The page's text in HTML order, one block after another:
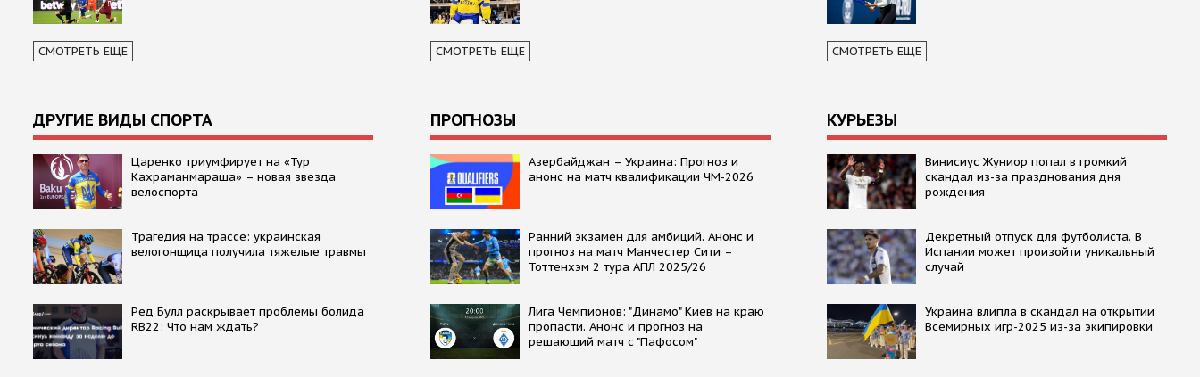
СМОТРЕТЬ ЕЩЕ СМОТРЕТЬ ЕЩЕ СМОТРЕТЬ ЕЩЕ
ДРУГИЕ ВИДЫ СПОРТА
Царенко триумфирует на «Тур
Кахраманмараша» – новая звезда
велоспорта
Трагедия на трассе: украинская
велогонщица получила тяжелые травмы
Ред Булл раскрывает проблемы болида
RB22: Что нам ждать?
ПРОГНОЗЫ
Азербайджан – Украина: Прогноз и
анонс на матч квалификации ЧМ-2026
Ранний экзамен для амбиций. Анонс и
прогноз на матч Манчестер Сити –
Тоттенхэм 2 тура АПЛ 2025/26
Лига Чемпионов: "Динамо" Киев на краю
пропасти. Анонс и прогноз на
решающий матч с "Пафосом"
КУРЬЕЗЫ
Винисиус Жуниор попал в громкий
скандал из-за празднования дня
рождения
Декретный отпуск для футболиста. В
Испании может произойти уникальный
случай
Украина влипла в скандал на открытии
Всемирных игр-2025 из-за экипировки